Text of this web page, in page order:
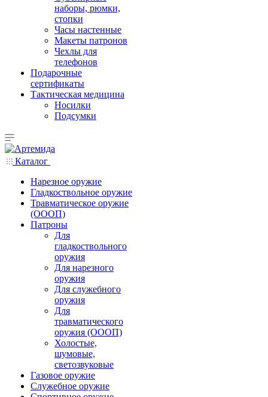
наборы, рюмки,
стопки
Часы настенные
Макеты патронов
Чехлы для
телефонов
Подарочные
сертификаты
Тактическая медицина
Носилки
Подсумки
Каталог
Нарезное оружие
Гладкоствольное оружие
Травматическое оружие
(ОООП)
Патроны
Для
гладкоствольного
оружия
Для нарезного
оружия
Для служебного
оружия
Для
травматического
оружия (ОООП)
Холостые,
шумовые,
светозвуковые
Газовое оружие
Служебное оружие